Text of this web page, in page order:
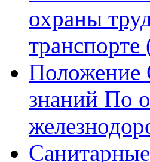
охраны
транспорте
Положение
знаний По